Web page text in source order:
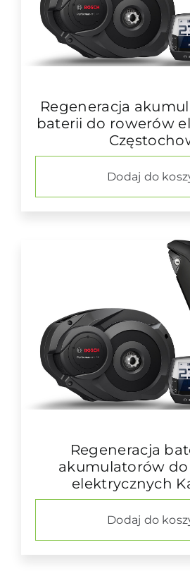
Regeneracja
baterii do rowerów
Dodaj do
Regeneracja
akumulatorów
elektrycznych
Dodaj do